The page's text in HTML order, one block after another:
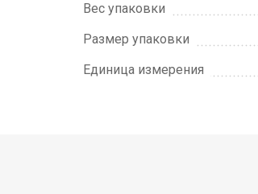
Вес упаковки
Размер упаковки
Единица измерения